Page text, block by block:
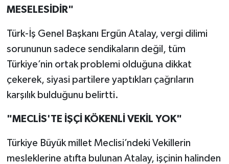
MESELESİDİR"
Türk-İş Genel Başkanı Ergün Atalay, vergi dilimi
sorununun sadece sendikaların değil, tüm
Türkiye’nin ortak problemi olduğuna dikkat
çekerek, siyasi partilere yaptıkları çağrıların
karşılık bulduğunu belirtti.
"MECLİS'TE İŞÇİ KÖKENLİ VEKİL YOK"
Türkiye Büyük millet Meclisi’ndeki Vekillerin
mesleklerine atıfta bulunan Atalay, işçinin halinden